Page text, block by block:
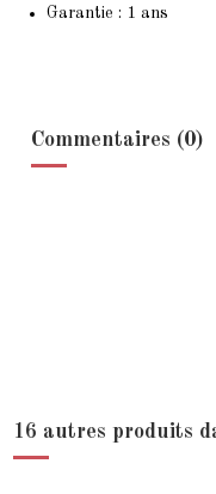
Garantie : 1 ans
Commentaires (0)
16 autres produits